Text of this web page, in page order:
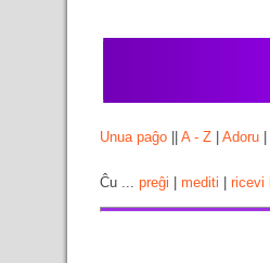
Unua paĝo ||A - Z |Adoru
Ĉu ...preĝi |mediti |ricevi